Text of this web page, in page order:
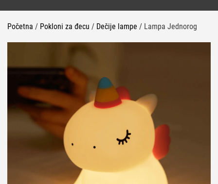
Početna / Pokloni za đecu / Dečije lampe / Lampa Jednorog